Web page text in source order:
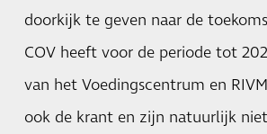
doorkijk te geven naar de
COV heeft voor de periode tot
van het Voedingscentrum en
ook de krant en zijn natuurlijk